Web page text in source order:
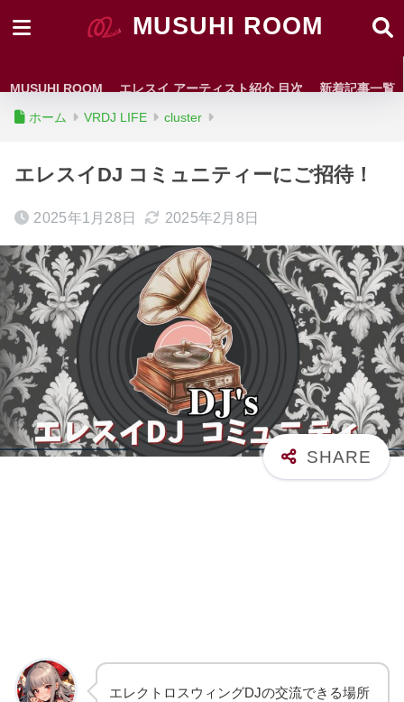
MUSUHI ROOM
MUSUHI ROOM エレスイ アーティスト紹介 目次 新着記事一覧
ホーム VRDJ LIFE cluster
エレスイDJ コミュニティーにご招待！
2025年1月28日 2025年2月8日
エレクトロスウィングDJの交流できる場所